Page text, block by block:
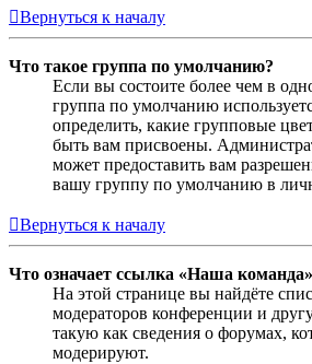
Вернуться к началу
Что такое группа по умолчанию?
Если вы состоите более чем в
группа по умолчанию
определить, какие групповые
быть вам присвоены.
может предоставить вам
вашу группу по умолчанию в
Вернуться к началу
Что означает ссылка «Наша
На этой странице вы найдёте
модераторов конференции и
такую как сведения о форумах,
модерируют.